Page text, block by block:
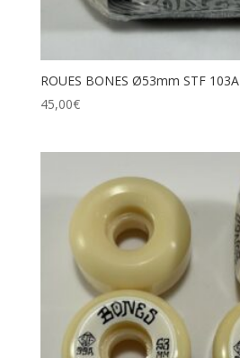
ROUES BONES Ø53mm STF 103A
45,00€